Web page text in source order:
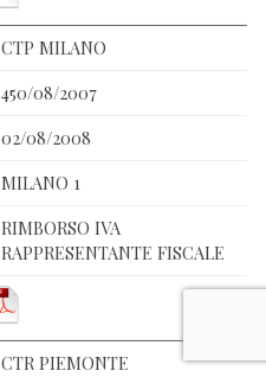
CTP MILANO
450/08/2007
02/08/2008
MILANO 1
RIMBORSO IVA
RAPPRESENTANTE FISCALE
CTR PIEMONTE